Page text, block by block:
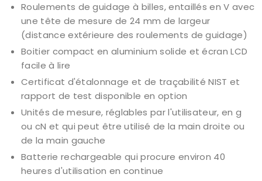
Roulements de guidage à billes, entaillés en V avec
une tête de mesure de 24 mm de largeur
(distance extérieure des roulements de guidage)
Boitier compact en aluminium solide et écran LCD
facile à lire
Certificat d'étalonnage et de traçabilité NIST et
rapport de test disponible en option
Unités de mesure, réglables par l'utilisateur, en g
ou cN et qui peut être utilisé de la main droite ou
de la main gauche
Batterie rechargeable qui procure environ 40
heures d'utilisation en continue